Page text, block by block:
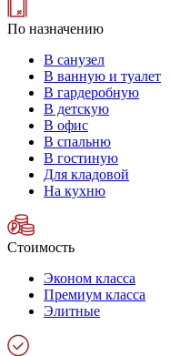
По назначению
В санузел
В ванную и туалет
В гардеробную
В детскую
В офис
В спальню
В гостиную
Для кладовой
На кухню
Стоимость
Эконом класса
Премиум класса
Элитные